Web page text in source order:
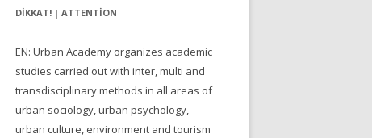
DIKKAT! | ATTENTION
EN: Urban Academy organizes academic
studies carried out with inter, multi and
transdisciplinary methods in all areas of
urban sociology, urban psychology,
urban culture, environment and tourism